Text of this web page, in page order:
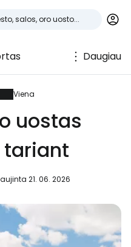
Daugiau
Viena
uostas
21. 06. 2026
Google